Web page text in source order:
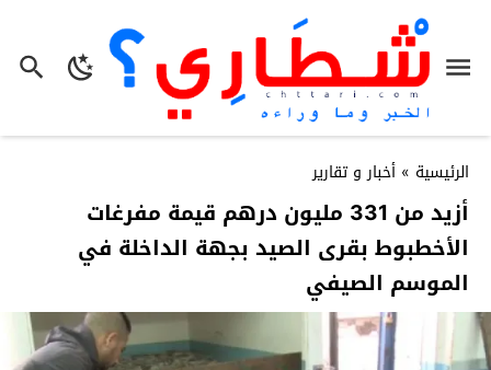
الرئيسية » أخبار و تقارير
أزيد من 331 مليون درهم قيمة مفرغات
الأخطبوط بقرى الصيد بجهة الداخلة في
الموسم الصيفي